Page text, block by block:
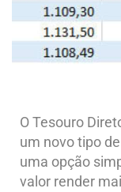
O Tesouro
um novo tipo
uma opção
valor render